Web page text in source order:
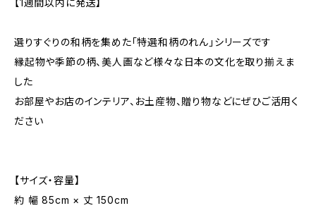
【1週間以内に発送】
選りすぐりの和柄を集めた「特選和柄のれん」シリーズです
縁起物や季節の柄、美人画など様々な日本の文化を取り揃えま
した
お部屋やお店のインテリア、お土産物、贈り物などにぜひご活用く
ださい
【サイズ・容量】
約 幅 85cm × 丈 150cm